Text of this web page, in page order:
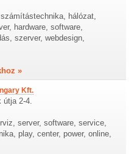
hálózat,
hardware, software,
szerver, webdesign,
»
Kft.
útja 2-4.
server, software, service,
play, center, power, online,